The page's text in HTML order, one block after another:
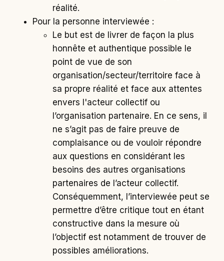
réalité.
Pour la personne interviewée :
Le but est de livrer de façon la plus
honnête et authentique possible le
point de vue de son
organisation/secteur/territoire face à
sa propre réalité et face aux attentes
envers l'acteur collectif ou
l’organisation partenaire. En ce sens, il
ne s’agit pas de faire preuve de
complaisance ou de vouloir répondre
aux questions en considérant les
besoins des autres organisations
partenaires de l’acteur collectif.
Conséquemment, l’interviewée peut se
permettre d’être critique tout en étant
constructive dans la mesure où
l’objectif est notamment de trouver de
possibles améliorations.